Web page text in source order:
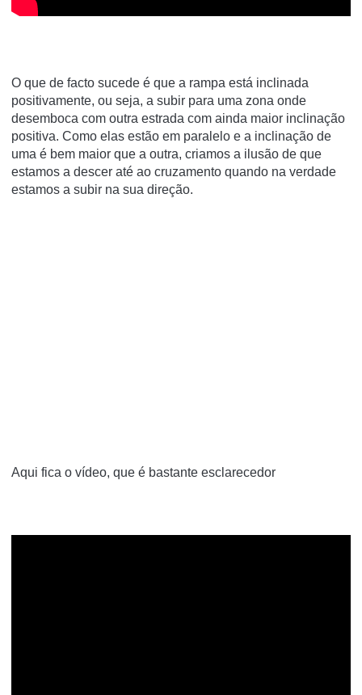
O que de facto sucede é que a rampa está inclinada
positivamente, ou seja, a subir para uma zona onde
desemboca com outra estrada com ainda maior inclinação
positiva. Como elas estão em paralelo e a inclinação de
uma é bem maior que a outra, criamos a ilusão de que
estamos a descer até ao cruzamento quando na verdade
estamos a subir na sua direção.
Aqui fica o vídeo, que é bastante esclarecedor